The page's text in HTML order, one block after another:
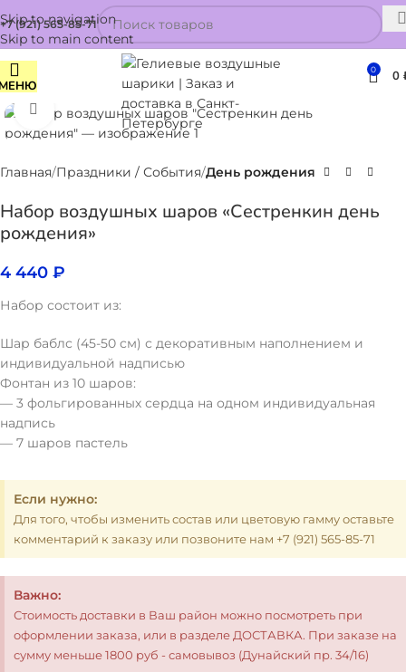
Skip to navigation
Skip to main content
+7 (921) 565-85-71
0 0
Нажмите, чтобы увеличить
Главная Праздники / События День рождения
Набор воздушных шаров «Сестренкин день
рождения»
4 440 ₽
Набор состоит из:
Шар баблс (45-50 см) с декоративным наполнением и
индивидуальной надписью
Фонтан из 10 шаров:
— 3 фольгированных сердца на одном индивидуальная
надпись
— 7 шаров пастель
Если нужно:
Для того, чтобы изменить состав или цветовую гамму оставьте
комментарий к заказу или позвоните нам +7 (921) 565-85-71
Важно:
Стоимость доставки в Ваш район можно посмотреть при
оформлении заказа, или в разделе ДОСТАВКА. При заказе на
сумму меньше 1800 руб - самовывоз (Дунайский пр. 34/16)